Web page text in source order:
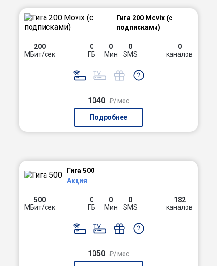
Гига 200 Movix (с
подписками)
200
МБит/сек
0
ГБ
0
Мин
0
SMS
0
каналов
1040 ₽/мес
Подробнее
Гига 500
Акция
500
МБит/сек
0
ГБ
0
Мин
0
SMS
182
каналов
1050 ₽/мес